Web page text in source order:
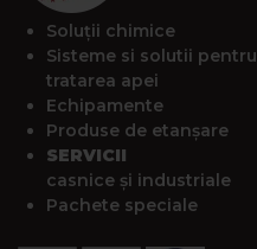
Soluții chimice
Sisteme si solutii pentru
tratarea apei
Echipamente
Produse de etanșare
SERVICII
casnice și industriale
Pachete speciale